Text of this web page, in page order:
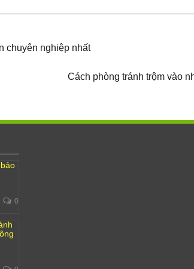
chuyên nghiệp nhất
Cách phòng tránh trộm vào
0